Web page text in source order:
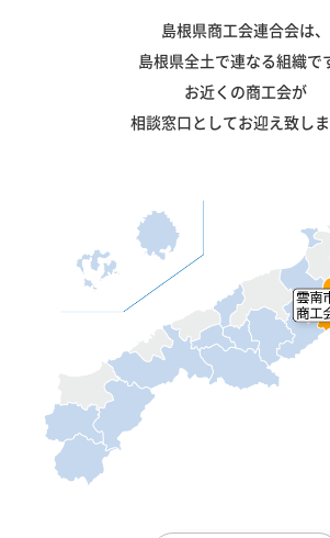
島根県商工会連合会は、
島根県全土で連なる組織で
お近くの商工会が
相談窓口としてお迎え致しま